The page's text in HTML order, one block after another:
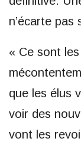
n’écarte pas
« Ce sont
que les élus
voir des
vont les